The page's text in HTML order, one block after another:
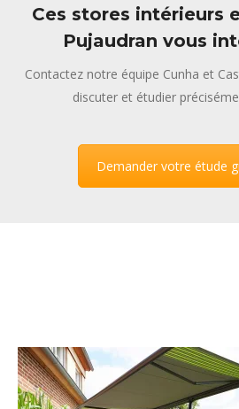
Ces stores intérieurs
Pujaudran vous
Contactez notre équipe Cunha et
discuter et étudier
Demander votre étude